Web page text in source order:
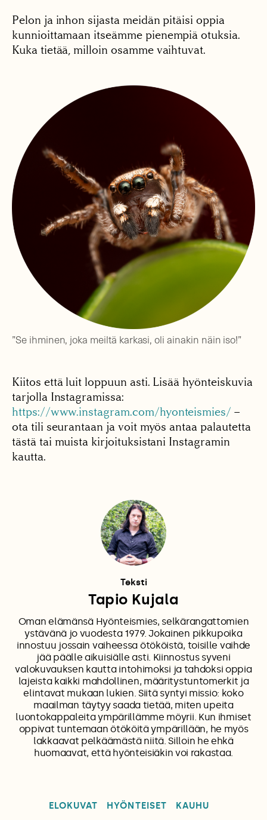
Pelon ja inhon sijasta meidän pitäisi oppia
kunnioittamaan itseämme pienempiä otuksia.
Kuka tietää, milloin osamme vaihtuvat.
”Se ihminen, joka meiltä karkasi, oli ainakin näin iso!”
Kiitos että luit loppuun asti. Lisää hyönteiskuvia
tarjolla Instagramissa:
https://www.instagram.com/hyonteismies/ –
ota tili seurantaan ja voit myös antaa palautetta
tästä tai muista kirjoituksistani Instagramin
kautta.
Teksti
Tapio Kujala
Oman elämänsä Hyönteismies, selkärangattomien
ystävänä jo vuodesta 1979. Jokainen pikkupoika
innostuu jossain vaiheessa ötököistä, toisille vaihde
jää päälle aikuisiälle asti. Kiinnostus syveni
valokuvauksen kautta intohimoksi ja tahdoksi oppia
lajeista kaikki mahdollinen, määritystuntomerkit ja
elintavat mukaan lukien. Siitä syntyi missio: koko
maailman täytyy saada tietää, miten upeita
luontokappaleita ympärillämme möyrii. Kun ihmiset
oppivat tuntemaan ötököitä ympärillään, he myös
lakkaavat pelkäämästä niitä. Silloin he ehkä
huomaavat, että hyönteisiäkin voi rakastaa.
ELOKUVAT HYÖNTEISET KAUHU